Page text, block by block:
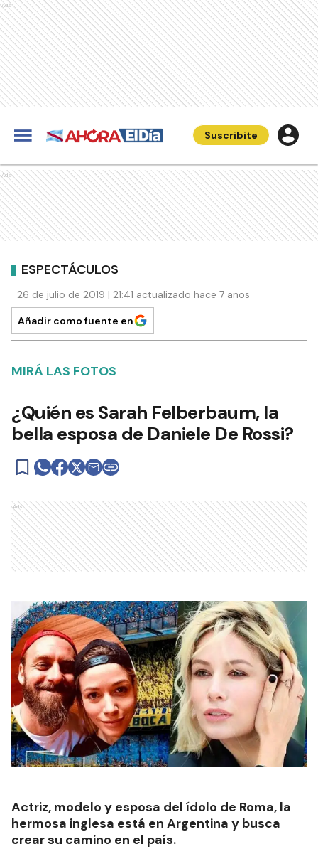
Ads
Suscribite
Ads
ESPECTÁCULOS
26 de julio de 2019 | 21:41 actualizado hace 7 años
Añadir como fuente en
MIRÁ LAS FOTOS
¿Quién es Sarah Felberbaum, la
bella esposa de Daniele De Rossi?
Ads
Actriz, modelo y esposa del ídolo de Roma, la
hermosa inglesa está en Argentina y busca
crear su camino en el país.